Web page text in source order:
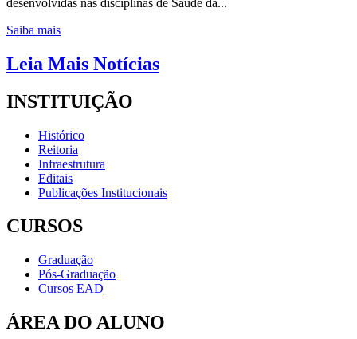
Saiba mais
Leia Mais Notícias
INSTITUIÇÃO
Histórico
Reitoria
Infraestrutura
Editais
Publicações Institucionais
CURSOS
Graduação
Pós-Graduação
Cursos EAD
ÁREA DO ALUNO